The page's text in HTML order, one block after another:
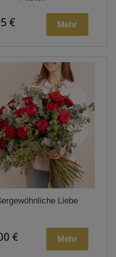
€ Mehr
Liebe
€ Mehr